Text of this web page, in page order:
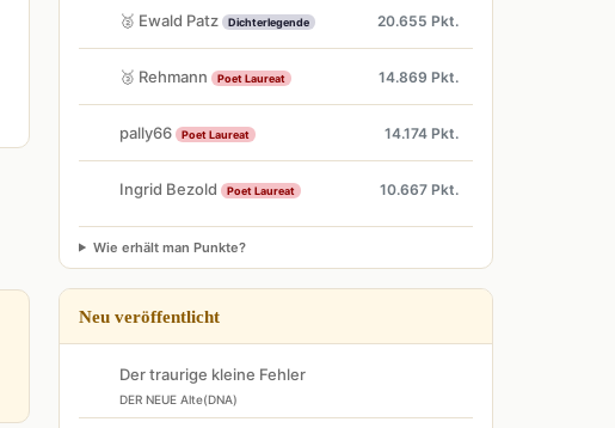
🥈 Ewald Patz Dichterlegende 20.655 Pkt.
🥉 Rehmann Poet Laureat 14.869 Pkt.
pally66 Poet Laureat 14.174 Pkt.
Ingrid Bezold Poet Laureat 10.667 Pkt.
Wie erhält man Punkte?
Neu veröffentlicht
Der traurige kleine Fehler
DER NEUE Alte(DNA)